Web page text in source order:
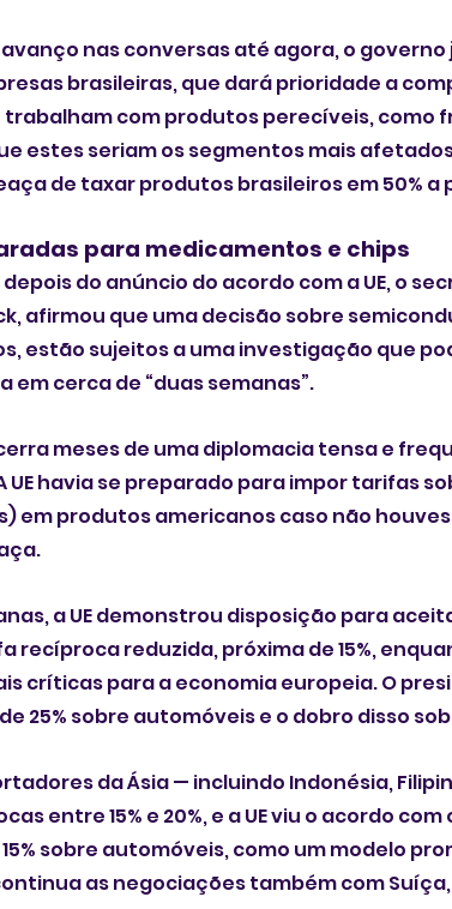
avanço nas conversas até agora, o
brasileiras, que dará prioridade a
com produtos perecíveis, como
estes seriam os segmentos mais
de taxar produtos brasileiros em 50% a
para medicamentos e chips
do anúncio do acordo com a UE, o
afirmou que uma decisão sobre
estão sujeitos a uma investigação que
em cerca de “duas semanas”.
meses de uma diplomacia tensa e
UE havia se preparado para impor tarifas
em produtos americanos caso não
a UE demonstrou disposição para
recíproca reduzida, próxima de 15%,
críticas para a economia europeia. O
25% sobre automóveis e o dobro disso
da Ásia — incluindo Indonésia,
entre 15% e 20%, e a UE viu o acordo
sobre automóveis, como um modelo
as negociações também com Suíça,